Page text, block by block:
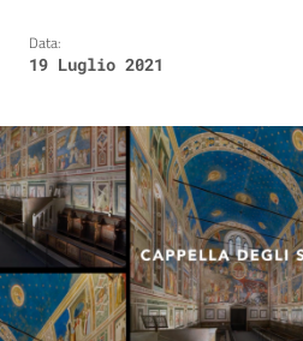
Data:
19 Luglio 2021